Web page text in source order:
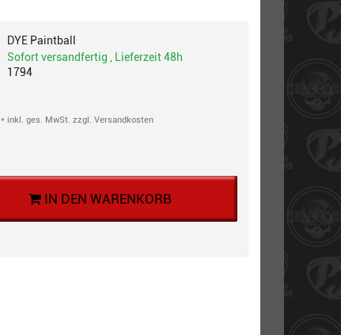
DYE Paintball
Sofort versandfertig , Lieferzeit 48h
1794
* inkl. ges. MwSt. zzgl. Versandkosten
IN DEN WARENKORB